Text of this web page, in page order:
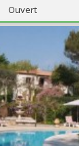
Ouvert